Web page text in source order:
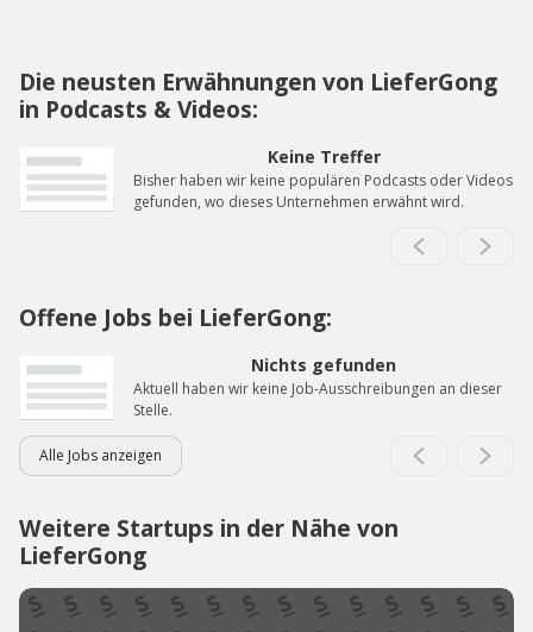
Die neusten Erwähnungen von LieferGong
in Podcasts & Videos:
Keine Treffer
Bisher haben wir keine populären Podcasts oder Videos
gefunden, wo dieses Unternehmen erwähnt wird.
Offene Jobs bei LieferGong:
Nichts gefunden
Aktuell haben wir keine Job-Ausschreibungen an dieser
Stelle.
Alle Jobs anzeigen
Weitere Startups in der Nähe von
LieferGong